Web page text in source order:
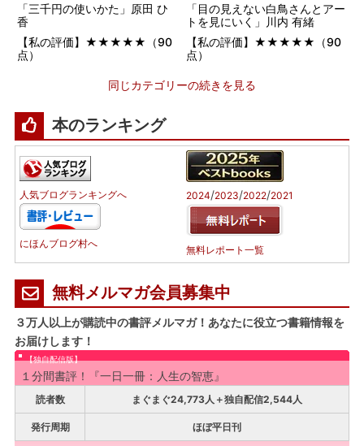
「三千円の使いかた」原田 ひ
香
【私の評価】★★★★★（90
点）
「目の見えない白鳥さんとアー
トを見にいく」川内 有緒
【私の評価】★★★★★（90
点）
同じカテゴリーの続きを見る
本のランキング
人気ブログランキングへ
にほんブログ村へ
2024/2023/2022/2021
無料レポート一覧
無料メルマガ会員募集中
３万人以上が購読中の書評メルマガ！あなたに役立つ書籍情報を
お届けします！
【独自配信版】
１分間書評！『一日一冊：人生の智恵』
読者数 まぐまぐ24,773人＋独自配信2,544人
発行周期 ほぼ平日刊